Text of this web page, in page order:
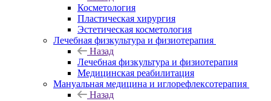
Косметология
Пластическая хирургия
Эстетическая косметология
Лечебная физкультура и физиотерапия
Назад
Лечебная физкультура и физиотерапия
Медицинская реабилитация
Мануальная медицина и иглорефлексотерапия
Назад